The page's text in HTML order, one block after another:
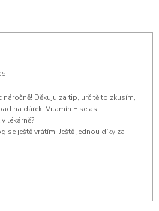
Děkuju za tip, určitě to zkusím,
na dárek. Vitamín E se asi,
lékárně?
se ještě vrátím. Ještě jednou díky za